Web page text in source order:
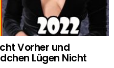
Vorher und
Lügen Nicht